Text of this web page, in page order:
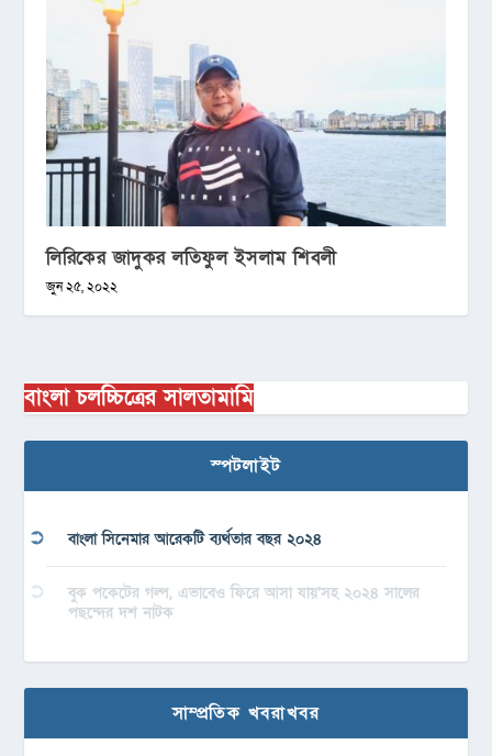
লিরিকের জাদুকর লতিফুল ইসলাম শিবলী
জুন ২৫, ২০২২
বাংলা চলচ্চিত্রের সালতামামি
স্পটলাইট
বাংলা সিনেমার আরেকটি ব্যর্থতার বছর ২০২৪
বুক পকেটের গল্প, এভাবেও ফিরে আসা যায়’সহ ২০২৪ সালের
পছন্দের দশ নাটক
সাম্প্রতিক খবরাখবর